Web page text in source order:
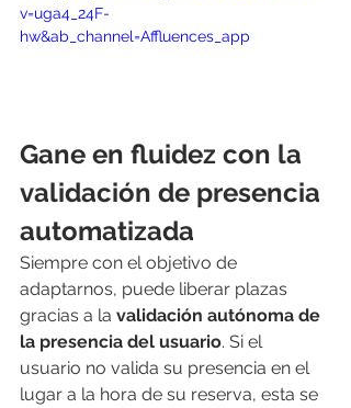
v=uga4_24F-
hw&ab_channel=Affluences_app
Gane en fluidez con la
validación de presencia
automatizada
Siempre con el objetivo de
adaptarnos, puede liberar plazas
gracias a la validación autónoma de
la presencia del usuario. Si el
usuario no valida su presencia en el
lugar a la hora de su reserva, esta se